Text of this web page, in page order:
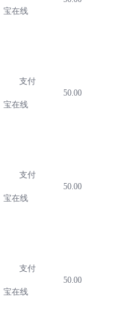
宝在线
支付
宝在线
50.00
支付
宝在线
50.00
支付
宝在线
50.00